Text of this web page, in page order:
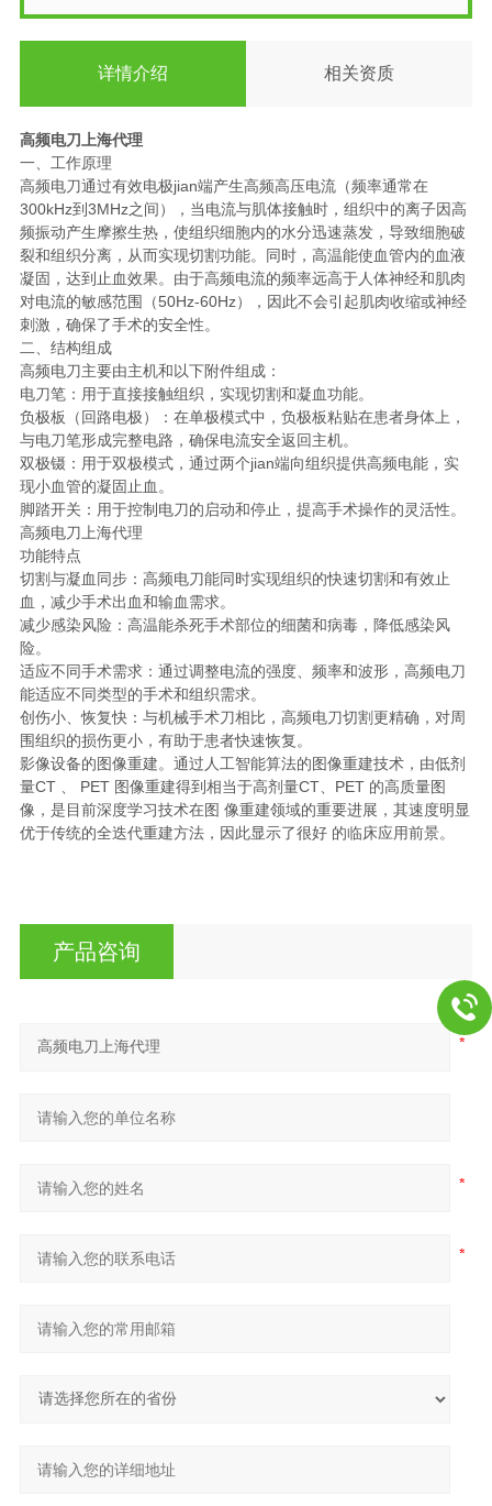
详情介绍 相关资质
高频电刀上海代理
一、工作原理
高频电刀通过有效电极jian端产生高频高压电流（频率通常在
300kHz到3MHz之间），当电流与肌体接触时，组织中的离子因高
频振动产生摩擦生热，使组织细胞内的水分迅速蒸发，导致细胞破
裂和组织分离，从而实现切割功能。同时，高温能使血管内的血液
凝固，达到止血效果。由于高频电流的频率远高于人体神经和肌肉
对电流的敏感范围（50Hz-60Hz），因此不会引起肌肉收缩或神经
刺激，确保了手术的安全性。
二、结构组成
高频电刀主要由主机和以下附件组成：
电刀笔：用于直接接触组织，实现切割和凝血功能。
负极板（回路电极）：在单极模式中，负极板粘贴在患者身体上，
与电刀笔形成完整电路，确保电流安全返回主机。
双极镊：用于双极模式，通过两个jian端向组织提供高频电能，实
现小血管的凝固止血。
脚踏开关：用于控制电刀的启动和停止，提高手术操作的灵活性。
高频电刀上海代理
功能特点
切割与凝血同步：高频电刀能同时实现组织的快速切割和有效止
血，减少手术出血和输血需求。
减少感染风险：高温能杀死手术部位的细菌和病毒，降低感染风
险。
适应不同手术需求：通过调整电流的强度、频率和波形，高频电刀
能适应不同类型的手术和组织需求。
创伤小、恢复快：与机械手术刀相比，高频电刀切割更精确，对周
围组织的损伤更小，有助于患者快速恢复。
影像设备的图像重建。通过人工智能算法的图像重建技术，由低剂
量CT 、 PET 图像重建得到相当于高剂量CT、PET 的高质量图
像，是目前深度学习技术在图 像重建领域的重要进展，其速度明显
优于传统的全迭代重建方法，因此显示了很好 的临床应用前景。
产品咨询